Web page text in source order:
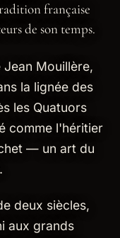
française
de son temps.
Jean Mouillère,
la lignée des
les Quatuors
comme l'héritier
— un art du
deux siècles,
aux grands